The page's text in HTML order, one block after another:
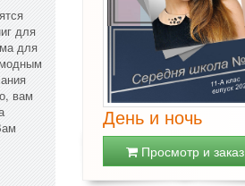
для
для
вам
День и ночь
Просмотр и заказ